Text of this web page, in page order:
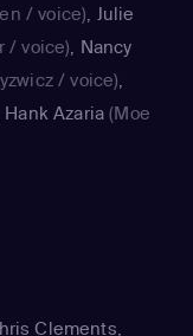
/ voice), Julie
/ voice), Nancy
/ voice),
Hank Azaria (Moe
/ Maximilian von
Clements,